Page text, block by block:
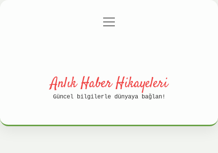
Gizlilik Politikası
menüyü
Anlık Haber Hikayeleri
Güncel bilgilerle dünyaya bağlan!